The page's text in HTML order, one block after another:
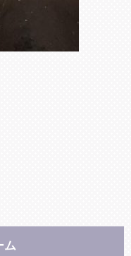
ム